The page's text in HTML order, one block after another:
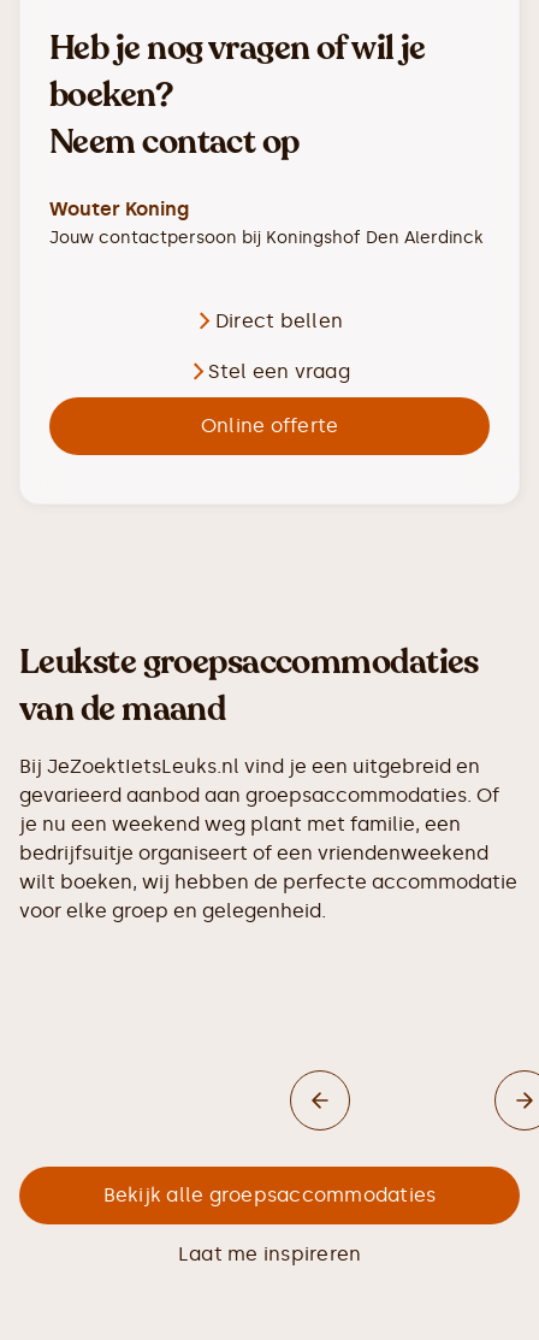
Heb je nog vragen of wil je
boeken?
Neem contact op
Wouter Koning
Jouw contactpersoon bij Koningshof Den Alerdinck
Direct bellen
Stel een vraag
Online offerte
Leukste groepsaccommodaties
van de maand
Bij JeZoektIetsLeuks.nl vind je een uitgebreid en
gevarieerd aanbod aan groepsaccommodaties. Of
je nu een weekend weg plant met familie, een
bedrijfsuitje organiseert of een vriendenweekend
wilt boeken, wij hebben de perfecte accommodatie
voor elke groep en gelegenheid.
Bekijk alle groepsaccommodaties
Laat me inspireren